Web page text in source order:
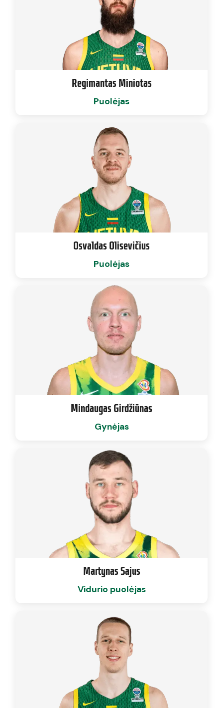
Regimantas Miniotas
Puolėjas
Osvaldas Olisevičius
Puolėjas
Mindaugas Girdžiūnas
Gynėjas
Martynas Sajus
Vidurio puolėjas